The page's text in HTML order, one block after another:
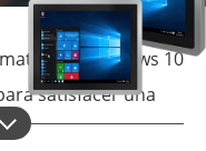
con Windows 10
satisfacer una
con sus